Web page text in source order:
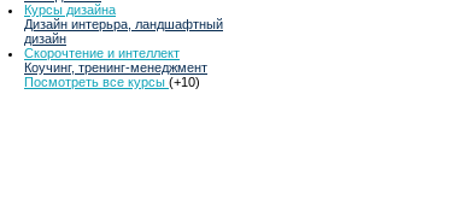
Курсы дизайна
Дизайн интерьра, ландшафтный
дизайн
Скорочтение и интеллект
Коучинг, тренинг-менеджмент
Посмотреть все курсы (+10)